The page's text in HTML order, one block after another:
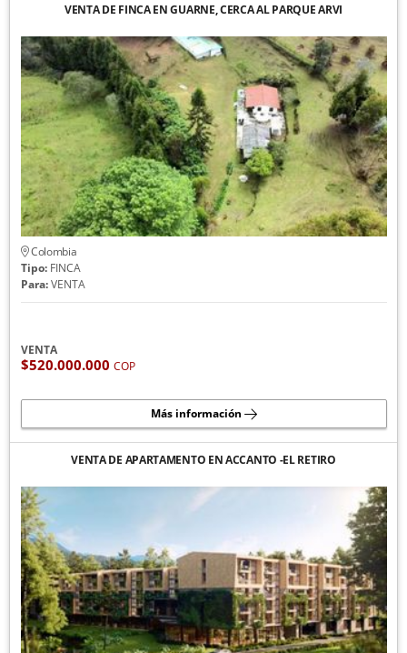
VENTA DE FINCA EN GUARNE, CERCA AL PARQUE ARVI
Colombia
Tipo:FINCA
Para:VENTA
VENTA
$520.000.000 COP
Más información
VENTA DE APARTAMENTO EN ACCANTO -EL RETIRO